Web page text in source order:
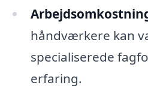
håndværkere kan
specialiserede
erfaring.